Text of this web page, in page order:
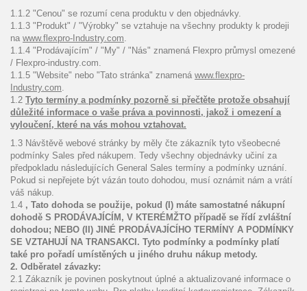
1.1.2 "Cenou" se rozumí cena produktu v den objednávky.
1.1.3 "Produkt" / "Výrobky" se vztahuje na všechny produkty k prodeji
na www.flexpro-Industry.com.
1.1.4 "Prodávajícím" / "My" / "Nás" znamená Flexpro průmysl omezené
/ Flexpro-industry.com.
1.1.5 "Website" nebo "Tato stránka" znamená www.flexpro-
Industry.com.
1.2 Tyto termíny a podmínky pozorně si přečtěte protože obsahují
důležité informace o vaše práva a povinnosti, jakož i omezení a
vyloučení, které na vás mohou vztahovat.
1.3 Návštěvě webové stránky by měly čte zákazník tyto všeobecné
podmínky Sales před nákupem. Tedy všechny objednávky učiní za
předpokladu následujících General Sales termíny a podmínky uznání.
Pokud si nepřejete být vázán touto dohodou, musí oznámit nám a vrátí
váš nákup.
1.4 , Tato dohoda se použije, pokud (I) máte samostatné nákupní
dohodě S PRODÁVAJÍCÍM, V KTERÉMŽTO případě se řídí zvláštní
dohodou; NEBO (II) JINÉ PRODÁVAJÍCÍHO TERMÍNY A PODMÍNKY
SE VZTAHUJÍ NA TRANSAKCI. Tyto podmínky a podmínky platí
také pro pořadí umístěných u jiného druhu nákup metody.
2. Odběratel závazky:
2.1 Zákazník je povinen poskytnout úplné a aktualizované informace o